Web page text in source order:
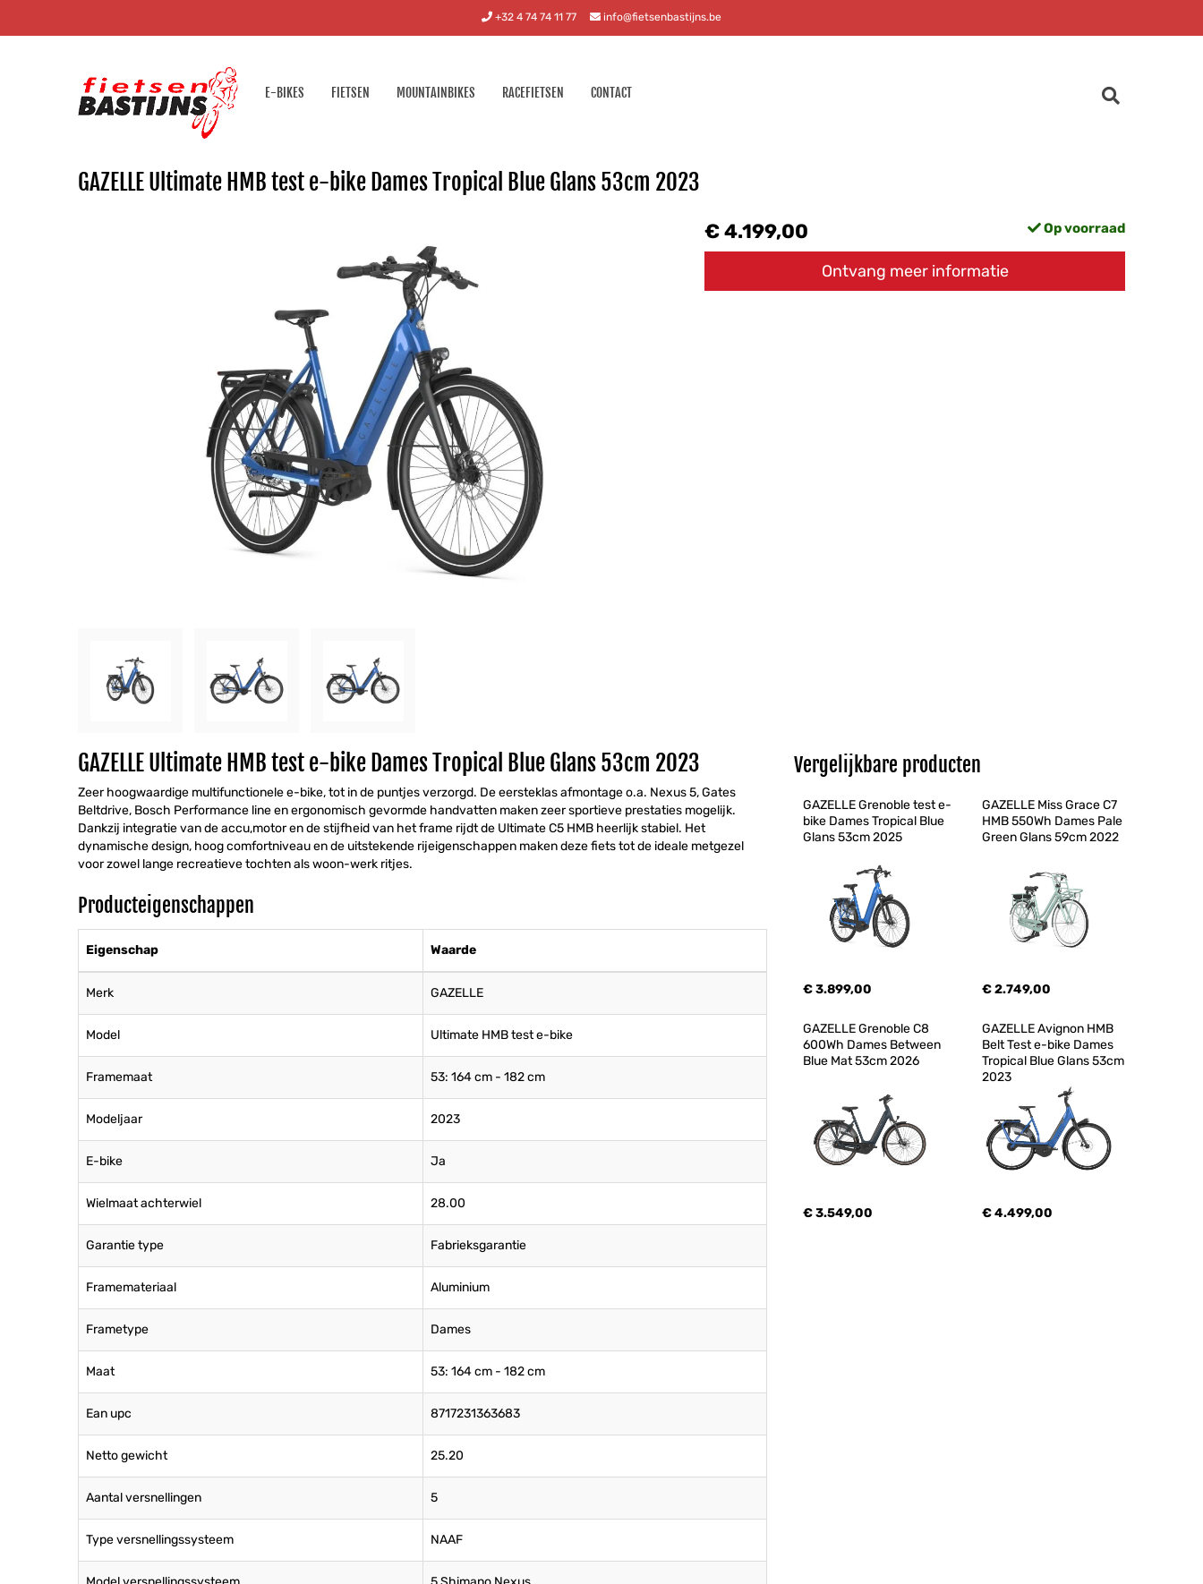
+32 4 74 74 11 77 info@fietsenbastijns.be
E-BIKES FIETSEN MOUNTAINBIKES RACEFIETSEN CONTACT
GAZELLE Ultimate HMB test e-bike Dames Tropical Blue Glans 53cm 2023
€ 4.199,00 Op voorraad
Ontvang meer informatie
GAZELLE Ultimate HMB test e-bike Dames Tropical Blue Glans 53cm 2023
Zeer hoogwaardige multifunctionele e-bike, tot in de puntjes verzorgd. De eersteklas afmontage o.a. Nexus 5, Gates
Beltdrive, Bosch Performance line en ergonomisch gevormde handvatten maken zeer sportieve prestaties mogelijk.
Dankzij integratie van de accu,motor en de stijfheid van het frame rijdt de Ultimate C5 HMB heerlijk stabiel. Het
dynamische design, hoog comfortniveau en de uitstekende rijeigenschappen maken deze fiets tot de ideale metgezel
voor zowel lange recreatieve tochten als woon-werk ritjes.
Producteigenschappen
Eigenschap Waarde
Merk GAZELLE
Model Ultimate HMB test e-bike
Framemaat 53: 164 cm - 182 cm
Modeljaar 2023
E-bike Ja
Wielmaat achterwiel 28.00
Garantie type Fabrieksgarantie
Framemateriaal Aluminium
Frametype Dames
Maat 53: 164 cm - 182 cm
Ean upc 8717231363683
Netto gewicht 25.20
Aantal versnellingen 5
Type versnellingssysteem NAAF
Vergelijkbare producten
GAZELLE Grenoble test e-
bike Dames Tropical Blue
Glans 53cm 2025
€ 3.899,00
GAZELLE Miss Grace C7
HMB 550Wh Dames Pale
Green Glans 59cm 2022
€ 2.749,00
GAZELLE Grenoble C8
600Wh Dames Between
Blue Mat 53cm 2026
€ 3.549,00
GAZELLE Avignon HMB
Belt Test e-bike Dames
Tropical Blue Glans 53cm
2023
€ 4.499,00